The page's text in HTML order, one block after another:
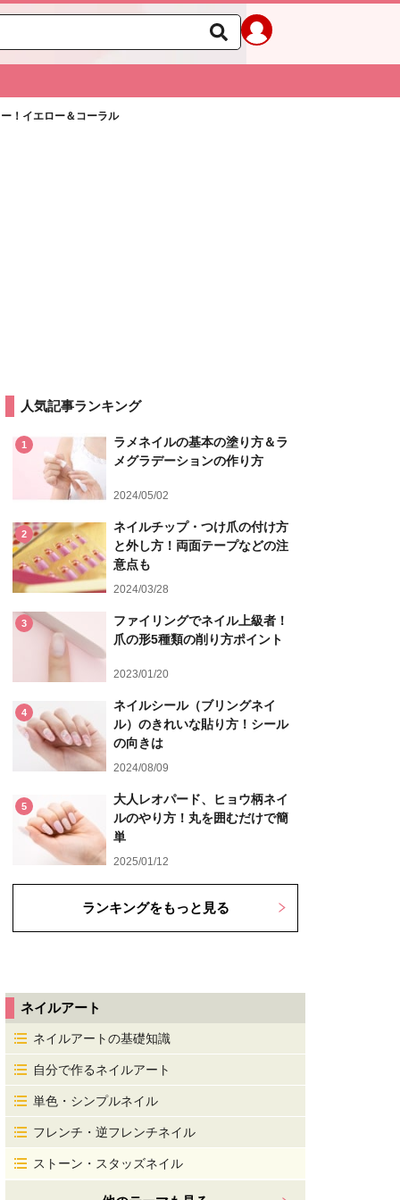
！イエロー＆コーラル
人気記事ランキング
1
ラメネイルの基本の塗り方＆ラ
メグラデーションの作り方
2024/05/02
2
ネイルチップ・つけ爪の付け方
と外し方！両面テープなどの注
意点も
2024/03/28
3
ファイリングでネイル上級者！
爪の形5種類の削り方ポイント
2023/01/20
4
ネイルシール（ブリングネイ
ル）のきれいな貼り方！シール
の向きは
2024/08/09
5
大人レオパード、ヒョウ柄ネイ
ルのやり方！丸を囲むだけで簡
単
2025/01/12
ランキングをもっと見る
ネイルアート
ネイルアートの基礎知識
自分で作るネイルアート
単色・シンプルネイル
フレンチ・逆フレンチネイル
ストーン・スタッズネイル